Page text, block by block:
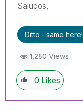
Saludos,
Ditto - same here!
1,280 Views
0 Likes